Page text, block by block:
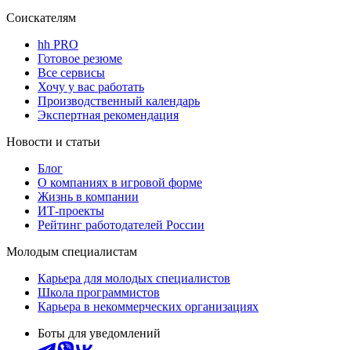
Соискателям
hh PRO
Готовое резюме
Все сервисы
Хочу у вас работать
Производственный календарь
Экспертная рекомендация
Новости и статьи
Блог
О компаниях в игровой форме
Жизнь в компании
ИТ-проекты
Рейтинг работодателей России
Молодым специалистам
Карьера для молодых специалистов
Школа программистов
Карьера в некоммерческих организациях
Боты для уведомлений